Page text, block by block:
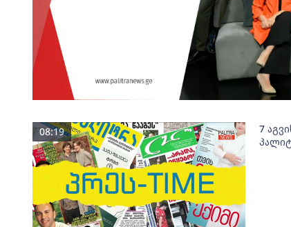
7
08:19